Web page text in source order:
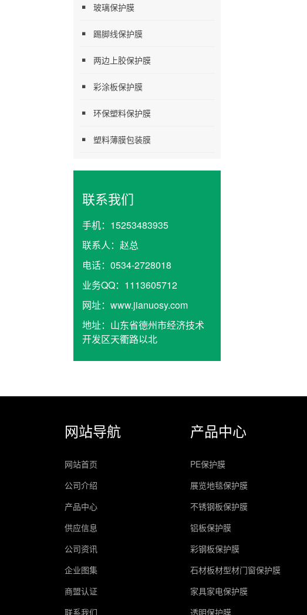
玻璃保护膜
踢脚线保护膜
两边上胶保护膜
彩涂板保护膜
环保塑料保护膜
塑料薄膜包装膜
联系我们
手机： 15253483935
联系人： 赵总
电话： 0534-2728018
业务QQ： 1113605712
网址： www.jianuosy.com
地址： 山东省德州市经济技术
开发区天衢路以北
网站导航
网站首页
公司介绍
产品中心
供应信息
公司资讯
企业图集
商盟认证
联系我们
产品中心
PE保护膜
展览地毯保护膜
不锈钢板保护膜
铝板保护膜
彩钢板保护膜
石材板材型材门窗保护膜
家具家电保护膜
透明保护膜